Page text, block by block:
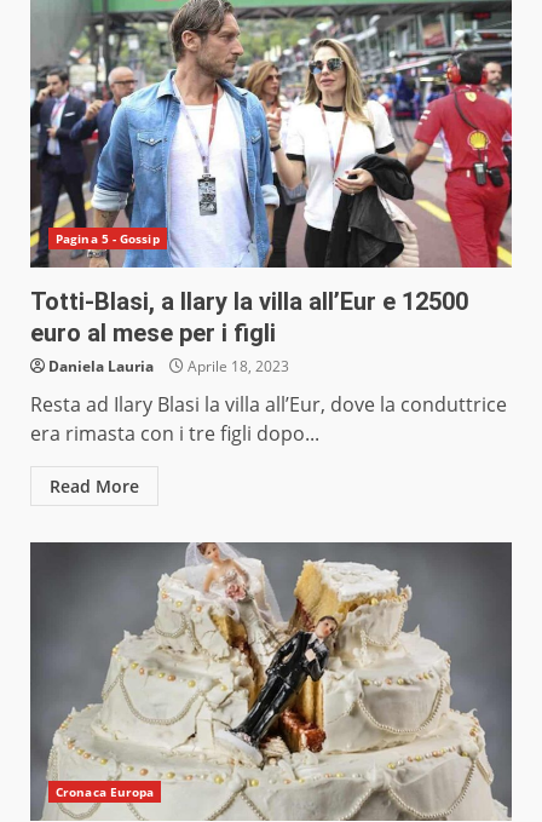
Pagina 5 - Gossip
Totti-Blasi, a Ilary la villa all’Eur e 12500
euro al mese per i figli
Daniela Lauria Aprile 18, 2023
Resta ad Ilary Blasi la villa all’Eur, dove la conduttrice
era rimasta con i tre figli dopo...
Read More
Cronaca Europa